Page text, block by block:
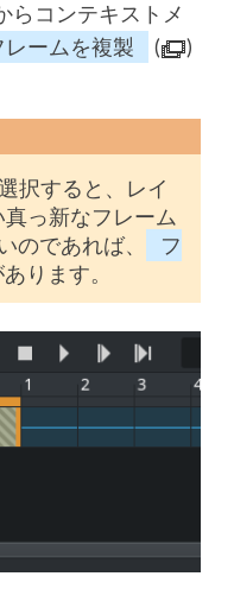
らコンテキストメ
レームを複製 (
)
択すると、レイ
っ新なフレーム
のであれば、
フ
ります。